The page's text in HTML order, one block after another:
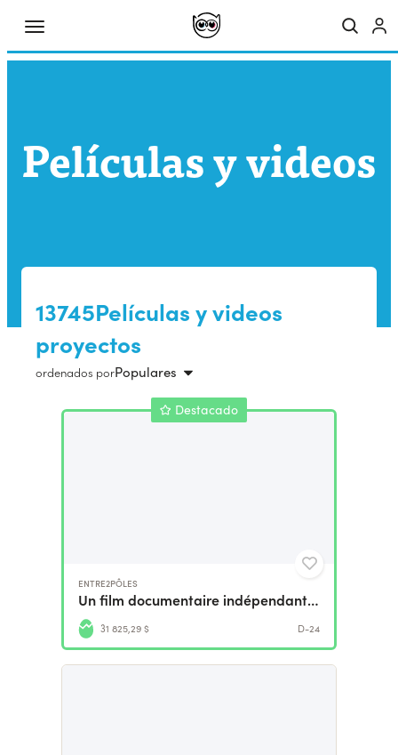
Películas y videos
13745Películas y videos
proyectos
ordenados porPopulares
Destacado
ENTRE2PÔLES
Un film documentaire indépendant pour le Kirghizistan
31 825,29 $ D-24